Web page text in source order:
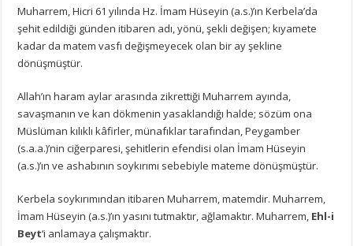
Muharrem, Hicri 61 yılında Hz. İmam Hüseyin (a.s.)’ın Kerbela’da
şehit edildiği günden itibaren adı, yönü, şekli değişen; kıyamete
kadar da matem vasfı değişmeyecek olan bir ay şekline
dönüşmüştür.
Allah’ın haram aylar arasında zikrettiği Muharrem ayında,
savaşmanın ve kan dökmenin yasaklandığı halde; sözüm ona
Müslüman kılıklı kâfirler, münafıklar tarafından, Peygamber
(s.a.a.)’nin ciğerparesi, şehitlerin efendisi olan İmam Hüseyin
(a.s.)’ın ve ashabının soykırımı sebebiyle mateme dönüşmüştür.
Kerbela soykırımından itibaren Muharrem, matemdir. Muharrem,
İmam Hüseyin (a.s.)’ın yasını tutmaktır, ağlamaktır. Muharrem, Ehl-i
Beyt‘i anlamaya çalışmaktır.